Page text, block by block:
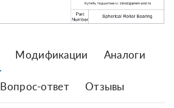
Модификации Аналоги
Вопрос-ответ Отзывы